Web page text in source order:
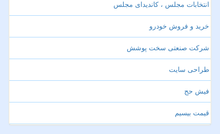
انتخابات مجلس ، کاندیدای مجلس
خرید و فروش خودرو
شرکت صنعتی سخت پوشش
طراحی سایت
فیش حج
قیمت بیسیم